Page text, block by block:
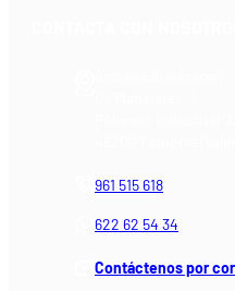
961 515 618
622 62 54 34
Contáctenos por